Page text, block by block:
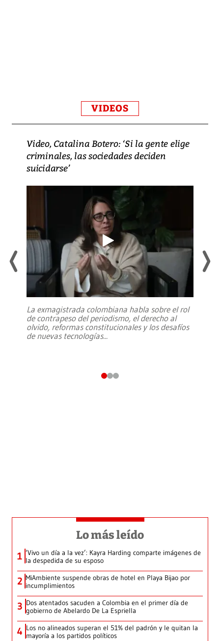
VIDEOS
Video, Catalina Botero: ‘Si la gente elige
criminales, las sociedades deciden
suicidarse’
La exmagistrada colombiana habla sobre el rol
de contrapeso del periodismo, el derecho al
olvido, reformas constitucionales y los desafíos
de nuevas tecnologías...
Lo más leído
1 ‘Vivo un día a la vez’: Kayra Harding comparte imágenes de
la despedida de su esposo
2 MiAmbiente suspende obras de hotel en Playa Bijao por
incumplimientos
3 Dos atentados sacuden a Colombia en el primer día de
gobierno de Abelardo De La Espriella
4 Los no alineados superan el 51% del padrón y le quitan la
mayoría a los partidos políticos